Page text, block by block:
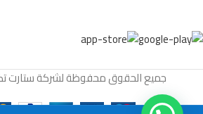
جميع الحقوق محفوظة لشركة ستارت